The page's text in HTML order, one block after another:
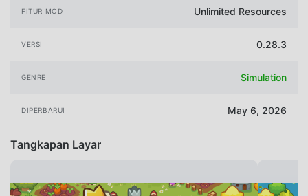
FITUR MOD Unlimited Resources
VERSI 0.28.3
GENRE Simulation
DIPERBARUI May 6, 2026
Tangkapan Layar